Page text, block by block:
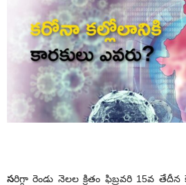
సరిగ్గా రెండు నెలల క్రితం ఫిబ్రవరి 15వ తేదీన